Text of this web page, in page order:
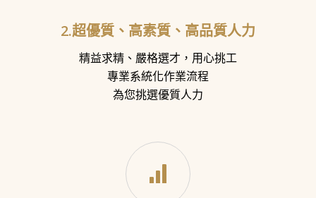
2.超優質、高素質、高品質人力
精益求精、嚴格選才，用心挑工
專業系統化作業流程
為您挑選優質人力